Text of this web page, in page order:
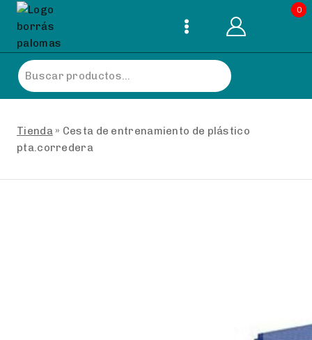
Skip
content
0
Buscar
por:
Tienda » Cesta de entrenamiento de plástico
pta.corredera